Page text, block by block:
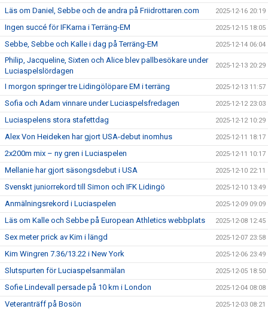
Läs om Daniel, Sebbe och de andra på Friidrottaren.com 2025-12-16 20:19
Ingen succé för IFKarna i Terräng-EM 2025-12-15 18:05
Sebbe, Sebbe och Kalle i dag på Terräng-EM 2025-12-14 06:04
Philip, Jacqueline, Sixten och Alice blev pallbesökare under
Luciaspelslördagen
2025-12-13 20:29
I morgon springer tre Lidingölöpare EM i terräng 2025-12-13 11:57
Sofia och Adam vinnare under Luciaspelsfredagen 2025-12-12 23:03
Luciaspelens stora stafettdag 2025-12-12 10:29
Alex Von Heideken har gjort USA-debut inomhus 2025-12-11 18:17
2x200m mix – ny gren i Luciaspelen 2025-12-11 10:17
Mellanie har gjort säsongsdebut i USA 2025-12-10 22:11
Svenskt juniorrekord till Simon och IFK Lidingö 2025-12-10 13:49
Anmälningsrekord i Luciaspelen 2025-12-09 09:09
Läs om Kalle och Sebbe på European Athletics webbplats 2025-12-08 12:45
Sex meter prick av Kim i längd 2025-12-07 23:58
Kim Wingren 7.36/13.22 i New York 2025-12-06 23:49
Slutspurten för Luciaspelsanmälan 2025-12-05 18:50
Sofie Lindevall persade på 10 km i London 2025-12-04 08:08
Veteranträff på Bosön 2025-12-03 08:21